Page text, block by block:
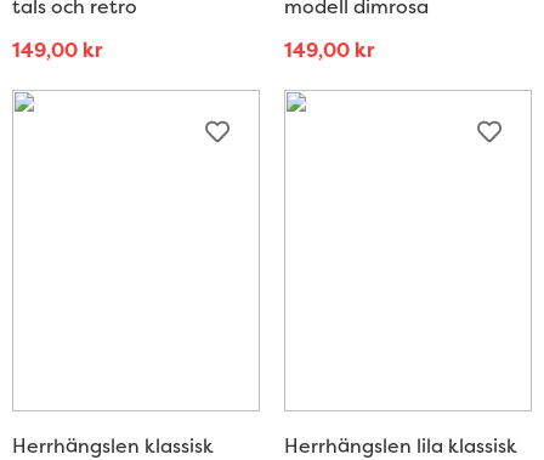
tals och retro
149,00 kr
modell dimrosa
149,00 kr
Herrhängslen klassisk
Herrhängslen lila klassisk